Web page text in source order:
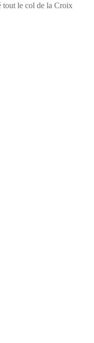
tout le col de la Croix